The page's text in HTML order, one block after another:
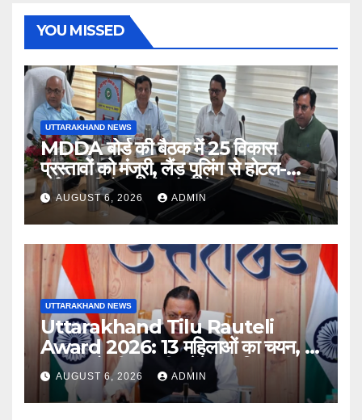
YOU MISSED
UTTARAKHAND NEWS
MDDA बोर्ड की बैठक में 25 विकास
प्रस्तावों को मंजूरी, लैंड पूलिंग से होटल-
पर्यटन परियोजनाओं को मिलेगी रफ्तार
AUGUST 6, 2026 ADMIN
UTTARAKHAND NEWS
Uttarakhand Tilu Rauteli
Award 2026: 13 महिलाओं का चयन, 8
अगस्त को सीएम धामी करेंगे सम्मानित
AUGUST 6, 2026 ADMIN